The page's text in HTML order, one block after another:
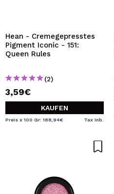
Hean - Cremegepresstes
Pigment Iconic - 151:
Queen Rules
(2)
3,59€
KAUFEN
Preis x 100 Gr: 188,94€ Tax Inb.